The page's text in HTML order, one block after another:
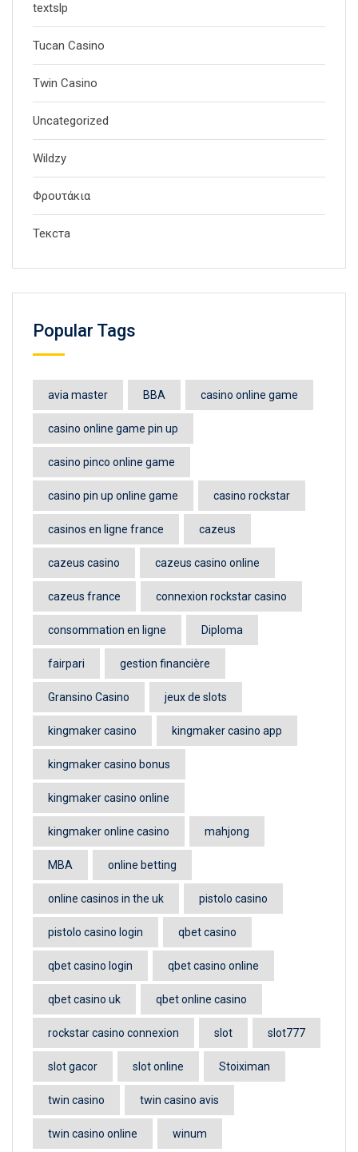
textslp
Tucan Casino
Twin Casino
Uncategorized
Wildzy
Φρουτάκια
Текста
Popular Tags
avia master BBA casino online game
casino online game pin up
casino pinco online game
casino pin up online game casino rockstar
casinos en ligne france cazeus
cazeus casino cazeus casino online
cazeus france connexion rockstar casino
consommation en ligne Diploma
fairpari gestion financière
Gransino Casino jeux de slots
kingmaker casino kingmaker casino app
kingmaker casino bonus
kingmaker casino online
kingmaker online casino mahjong
MBA online betting
online casinos in the uk pistolo casino
pistolo casino login qbet casino
qbet casino login qbet casino online
qbet casino uk qbet online casino
rockstar casino connexion slot slot777
slot gacor slot online Stoiximan
twin casino twin casino avis
twin casino online winum